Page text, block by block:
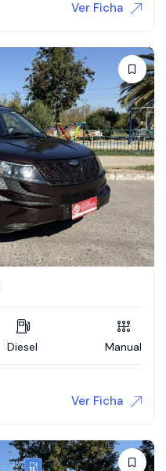
Ver Ficha
Diesel Manual
Ver Ficha